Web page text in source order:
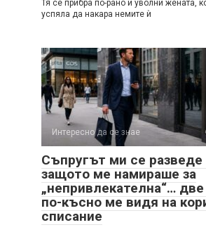
Тя се прибра по-рано и уволни жената,
успяла да накара немите ѝ
Интересно да се знае
Съпругът ми се разведе
защото ме намираше за
„непривлекателна“…
по-късно ме видя на
списание